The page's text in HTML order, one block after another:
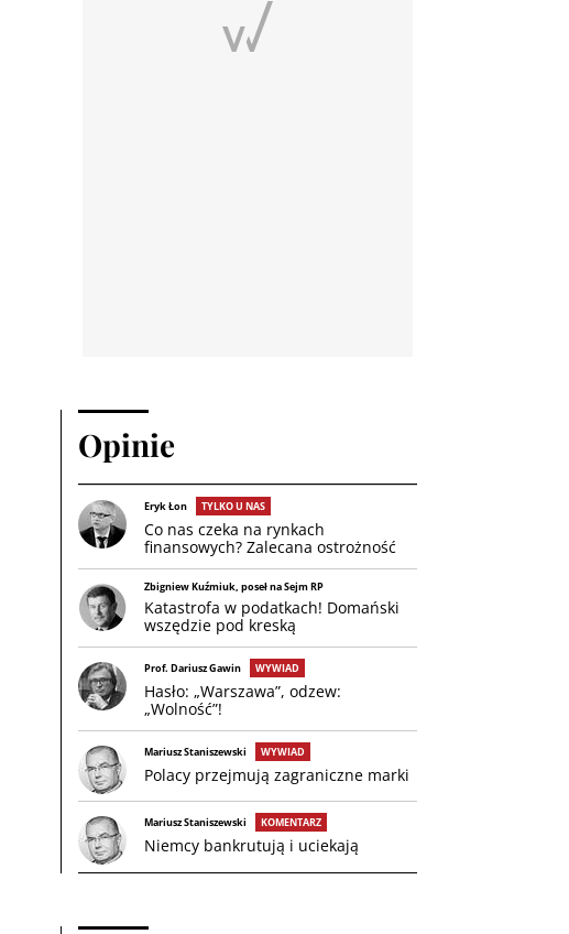
Opinie
Eryk Łon TYLKO U NAS
Co nas czeka na rynkach
finansowych? Zalecana ostrożność
Zbigniew Kuźmiuk, poseł na Sejm RP
Katastrofa w podatkach! Domański
wszędzie pod kreską
Prof. Dariusz Gawin WYWIAD
Hasło: „Warszawa”, odzew:
„Wolność”!
Mariusz Staniszewski WYWIAD
Polacy przejmują zagraniczne marki
Mariusz Staniszewski KOMENTARZ
Niemcy bankrutują i uciekają